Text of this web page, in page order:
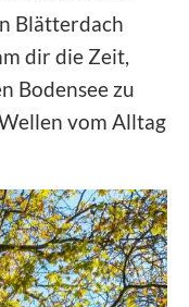
Blätterdach
dir die Zeit,
Bodensee zu
vom Alltag